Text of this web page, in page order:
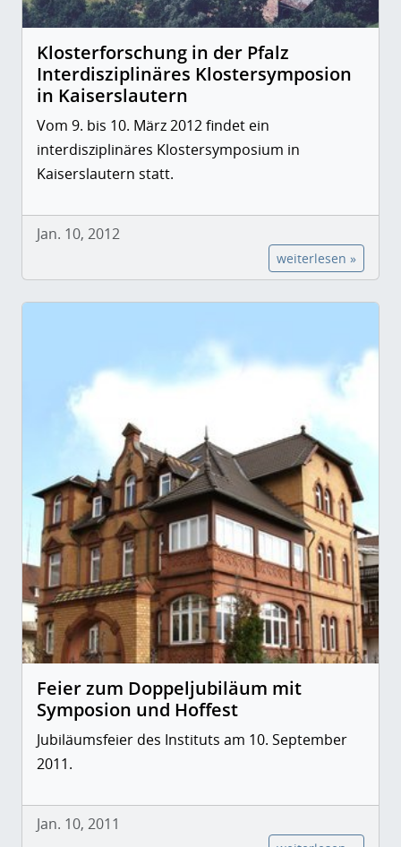
Klosterforschung in der Pfalz
Interdisziplinäres Klostersymposion
in Kaiserslautern
Vom 9. bis 10. März 2012 findet ein
interdisziplinäres Klostersymposium in
Kaiserslautern statt.
Jan. 10, 2012
weiterlesen »
Feier zum Doppeljubiläum mit
Symposion und Hoffest
Jubiläumsfeier des Instituts am 10. September
2011.
Jan. 10, 2011